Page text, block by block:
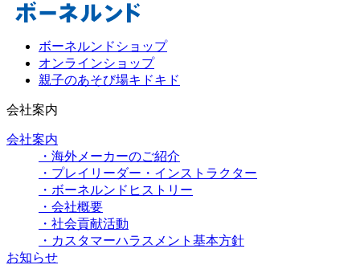
ボーネルンドショップ
オンラインショップ
親子のあそび場キドキド
会社案内
会社案内
・海外メーカーのご紹介
・プレイリーダー・インストラクター
・ボーネルンドヒストリー
・会社概要
・社会貢献活動
・カスタマーハラスメント基本方針
お知らせ